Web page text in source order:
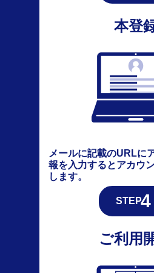
本登
メールに記載のURLに
報を入力するとアカウ
します。
ご利用